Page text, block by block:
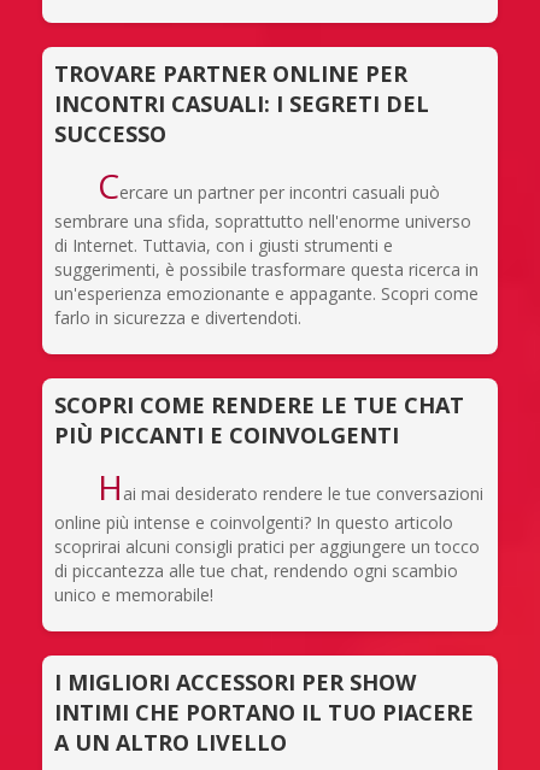
TROVARE PARTNER ONLINE PER
INCONTRI CASUALI: I SEGRETI DEL
SUCCESSO
Cercare un partner per incontri casuali può
sembrare una sfida, soprattutto nell'enorme universo
di Internet. Tuttavia, con i giusti strumenti e
suggerimenti, è possibile trasformare questa ricerca in
un'esperienza emozionante e appagante. Scopri come
farlo in sicurezza e divertendoti.
SCOPRI COME RENDERE LE TUE CHAT
PIÙ PICCANTI E COINVOLGENTI
H ai mai desiderato rendere le tue conversazioni
online più intense e coinvolgenti? In questo articolo
scoprirai alcuni consigli pratici per aggiungere un tocco
di piccantezza alle tue chat, rendendo ogni scambio
unico e memorabile!
I MIGLIORI ACCESSORI PER SHOW
INTIMI CHE PORTANO IL TUO PIACERE
A UN ALTRO LIVELLO